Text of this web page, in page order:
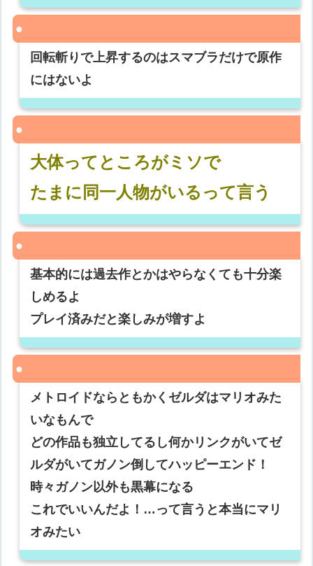
回転斬りで上昇するのはスマブラだけで原作
にはないよ
大体ってところがミソで
たまに同一人物がいるって言う
基本的には過去作とかはやらなくても十分楽
しめるよ
プレイ済みだと楽しみが増すよ
メトロイドならともかくゼルダはマリオみた
いなもんで
どの作品も独立してるし何かリンクがいてゼ
ルダがいてガノン倒してハッピーエンド！
時々ガノン以外も黒幕になる
これでいいんだよ！…って言うと本当にマリ
オみたい